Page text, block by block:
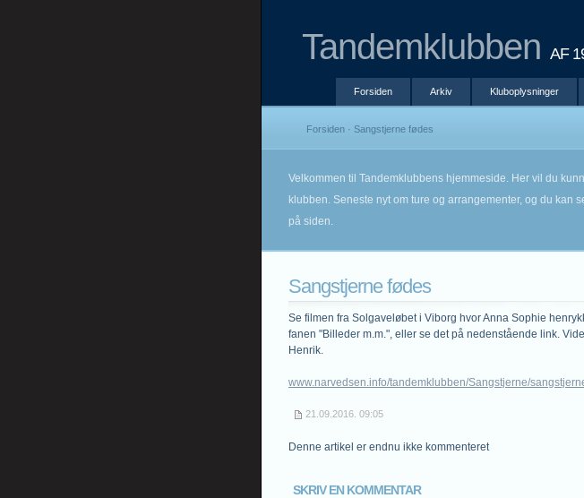
Tandemklubben AF
Forsiden Arkiv Kluboplysninger
Forsiden · Sangstjerne fødes
Velkommen til Tandemklubbens hjemmeside. Her vil du
klubben. Seneste nyt om ture og arrangementer, og du kan
på siden.
Sangstjerne fødes
Se filmen fra Solgaveløbet i Viborg hvor Anna Sophie
fanen "Billeder m.m.", eller se det på nedenstående link.
Henrik.
www.narvedsen.info/tandemklubben/Sangstjerne/
21.09.2016. 09:05
Denne artikel er endnu ikke kommenteret
SKRIV EN KOMMENTAR